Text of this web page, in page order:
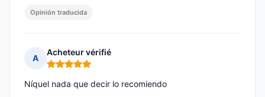
Opinión traducida
A
Acheteur vérifié
Nota: 5 de 5
Níquel nada que decir lo recomiendo